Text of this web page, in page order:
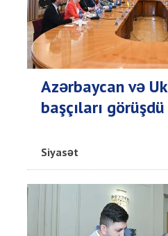
Azərbaycan və
başçıları görüşdü
Siyasət